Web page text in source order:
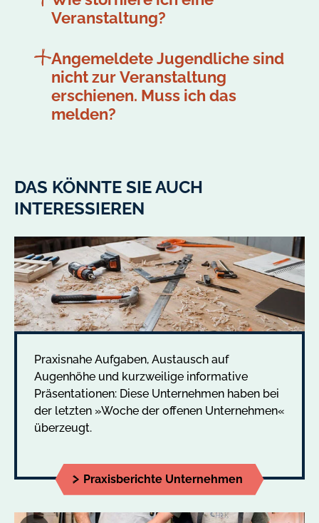
Veranstaltung?
Angemeldete Jugendliche sind
nicht zur Veranstaltung
erschienen. Muss ich das
melden?
DAS KÖNNTE SIE AUCH
INTERESSIEREN
Praxisnahe Aufgaben, Austausch auf
Augenhöhe und kurzweilige informative
Präsentationen: Diese Unternehmen haben bei
der letzten »Woche der offenen Unternehmen«
überzeugt.
Praxisberichte Unternehmen